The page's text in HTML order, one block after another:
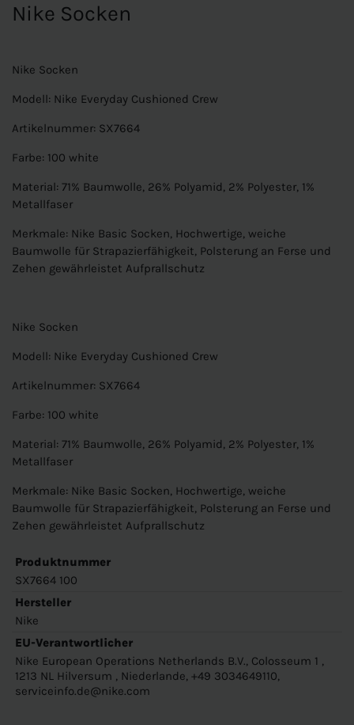
Nike Socken
Nike Socken
Modell: Nike Everyday Cushioned Crew
Artikelnummer: SX7664
Farbe: 100 white
Material: 71% Baumwolle, 26% Polyamid, 2% Polyester, 1%
Metallfaser
Merkmale: Nike Basic Socken, Hochwertige, weiche
Baumwolle für Strapazierfähigkeit, Polsterung an Ferse und
Zehen gewährleistet Aufprallschutz
Nike Socken
Modell: Nike Everyday Cushioned Crew
Artikelnummer: SX7664
Farbe: 100 white
Material: 71% Baumwolle, 26% Polyamid, 2% Polyester, 1%
Metallfaser
Merkmale: Nike Basic Socken, Hochwertige, weiche
Baumwolle für Strapazierfähigkeit, Polsterung an Ferse und
Zehen gewährleistet Aufprallschutz
Produktnummer
SX7664 100
Hersteller
Nike
EU-Verantwortlicher
Nike European Operations Netherlands B.V., Colosseum 1 ,
1213 NL Hilversum , Niederlande, +49 3034649110,
serviceinfo.de@nike.com